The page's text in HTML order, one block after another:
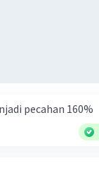
pecahan 160%